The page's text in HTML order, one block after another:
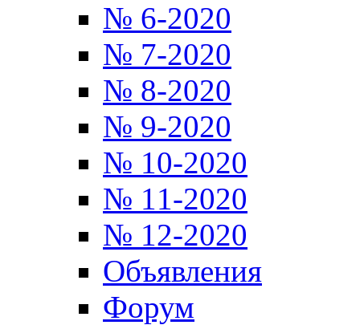
№ 6-2020
№ 7-2020
№ 8-2020
№ 9-2020
№ 10-2020
№ 11-2020
№ 12-2020
Объявления
Форум